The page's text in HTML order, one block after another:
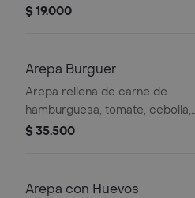
la casa.
$ 19.000
Arepa Burguer
Arepa rellena de carne de
hamburguesa, tomate, cebolla,
lechuga, queso, salsa de la casa,
$ 35.500
Arepa con Huevos